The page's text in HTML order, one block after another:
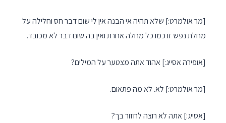
[מר אולמרט:] שלא תהיה אי הבנה אין לי שום דבר חס וחלילה על
מחלת נפש זו כמו כל מחלה אחרת ואין בה שום דבר לא מכובד.
[אופירה אסייג:] אהוד אתה מצטער על המילים?
[מר אולמרט:] לא. לא מה פתאום.
[אסייג:] אתה לא רוצה לחזור בך?